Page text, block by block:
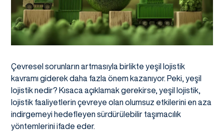
Çevresel sorunların artmasıyla birlikte yeşil lojistik
kavramı giderek daha fazla önem kazanıyor. Peki, yeşil
lojistik nedir? Kısaca açıklamak gerekirse, yeşil lojistik,
lojistik faaliyetlerin çevreye olan olumsuz etkilerini en aza
indirgemeyi hedefleyen sürdürülebilir taşımacılık
yöntemlerini ifade eder.